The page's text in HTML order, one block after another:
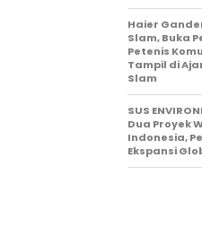
Haier
Slam, Buka
Petenis
Tampil di
Slam
SUS
Dua Proyek
Indonesia,
Ekspansi